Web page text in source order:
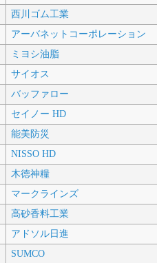
西川ゴム工業
アーバネットコーポレーション
ミヨシ油脂
サイオス
バッファロー
セイノー HD
能美防災
NISSO HD
木徳神糧
マークラインズ
高砂香料工業
アドソル日進
SUMCO